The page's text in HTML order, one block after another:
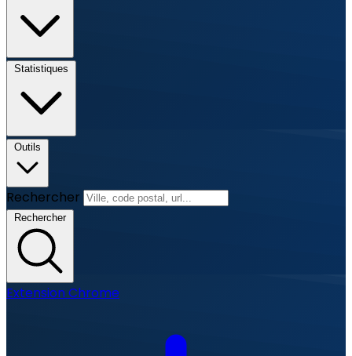
Statistiques
Outils
Rechercher
Rechercher
Extension Chrome